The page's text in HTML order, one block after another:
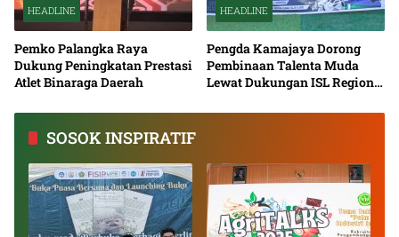
HEADLINE
Pemko Palangka Raya
Dukung Peningkatan Prestasi
Atlet Binaraga Daerah
HEADLINE
Pengda Kamajaya Dorong
Pembinaan Talenta Muda
Lewat Dukungan ISL Regional
SOSOK INSPIRATIF